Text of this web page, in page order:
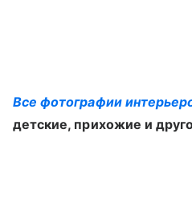
Все фотографии
детские, прихожие и